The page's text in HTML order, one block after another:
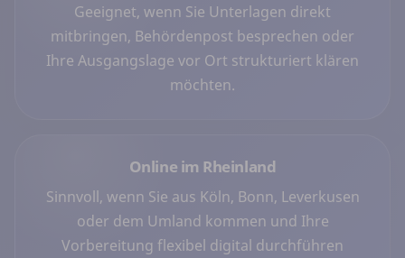
Geeignet, wenn Sie Unterlagen direkt
mitbringen, Behördenpost besprechen oder
Ihre Ausgangslage vor Ort strukturiert klären
möchten.
Online im Rheinland
Sinnvoll, wenn Sie aus Köln, Bonn, Leverkusen
oder dem Umland kommen und Ihre
Vorbereitung flexibel digital durchführen